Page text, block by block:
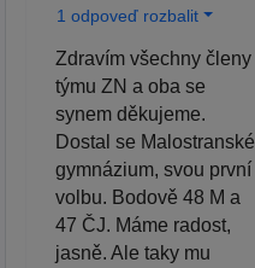
1 odpoveď rozbalit
Zdravím všechny členy
týmu ZN a oba se
synem děkujeme.
Dostal se Malostranské
gymnázium, svou první
volbu. Bodově 48 M a
47 ČJ. Máme radost,
jasně. Ale taky mu